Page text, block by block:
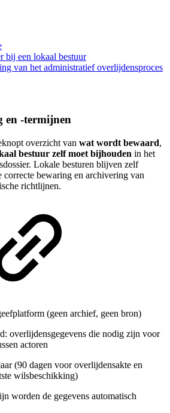
bij een lokaal bestuur
van het administratief overlijdensproces
en -termijnen
overzicht van wat wordt bewaard,
bestuur zelf moet bijhouden in het
Lokale besturen blijven zelf
bewaring en archivering van
richtlijnen.
(geen archief, geen bron)
overlijdensgegevens die nodig zijn voor
actoren
(90 dagen voor overlijdensakte en
wilsbeschikking)
worden de gegevens automatisch